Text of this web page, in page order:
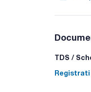
TDS /
Registrati